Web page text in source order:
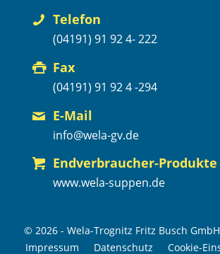
Telefon
(04191) 91 92 4- 222
Fax
(04191) 91 92 4 -294
E-Mail
info@wela-gv.de
Endverbraucher-Produkte
www.wela-suppen.de
© 2026 - Wela-Trognitz Fritz Busch GmbH
Impressum Datenschutz Cookie-